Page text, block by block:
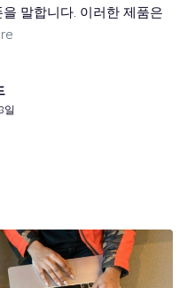
말합니다. 이러한 제품은
일